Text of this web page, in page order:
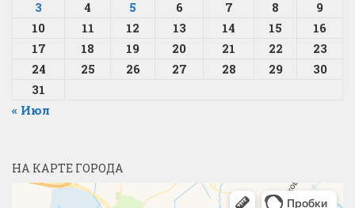
3 4 5 6 7 8
9
10
11 12 13 14 15
16
17
18 19 20 21 22
23
24
25 26 27 28 29
30
31
« Июл
НА КАРТЕ ГОРОДА